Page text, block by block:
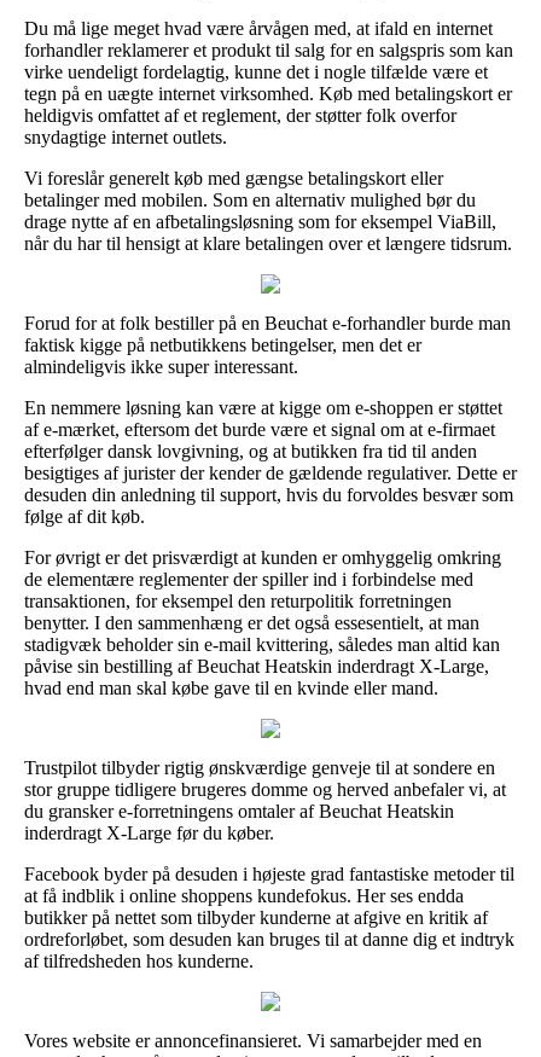
Du må lige meget hvad være årvågen med, at ifald en internet
forhandler reklamerer et produkt til salg for en salgspris som kan
virke uendeligt fordelagtig, kunne det i nogle tilfælde være et
tegn på en uægte internet virksomhed. Køb med betalingskort er
heldigvis omfattet af et reglement, der støtter folk overfor
snydagtige internet outlets.
Vi foreslår generelt køb med gængse betalingskort eller
betalinger med mobilen. Som en alternativ mulighed bør du
drage nytte af en afbetalingsløsning som for eksempel ViaBill,
når du har til hensigt at klare betalingen over et længere tidsrum.
Forud for at folk bestiller på en Beuchat e-forhandler burde man
faktisk kigge på netbutikkens betingelser, men det er
almindeligvis ikke super interessant.
En nemmere løsning kan være at kigge om e-shoppen er støttet
af e-mærket, eftersom det burde være et signal om at e-firmaet
efterfølger dansk lovgivning, og at butikken fra tid til anden
besigtiges af jurister der kender de gældende regulativer. Dette er
desuden din anledning til support, hvis du forvoldes besvær som
følge af dit køb.
For øvrigt er det prisværdigt at kunden er omhyggelig omkring
de elementære reglementer der spiller ind i forbindelse med
transaktionen, for eksempel den returpolitik forretningen
benytter. I den sammenhæng er det også essesentielt, at man
stadigvæk beholder sin e-mail kvittering, således man altid kan
påvise sin bestilling af Beuchat Heatskin inderdragt X-Large,
hvad end man skal købe gave til en kvinde eller mand.
Trustpilot tilbyder rigtig ønskværdige genveje til at sondere en
stor gruppe tidligere brugeres domme og herved anbefaler vi, at
du gransker e-forretningens omtaler af Beuchat Heatskin
inderdragt X-Large før du køber.
Facebook byder på desuden i højeste grad fantastiske metoder til
at få indblik i online shoppens kundefokus. Her ses endda
butikker på nettet som tilbyder kunderne at afgive en kritik af
ordreforløbet, som desuden kan bruges til at danne dig et indtryk
af tilfredsheden hos kunderne.
Vores website er annoncefinansieret. Vi samarbejder med en